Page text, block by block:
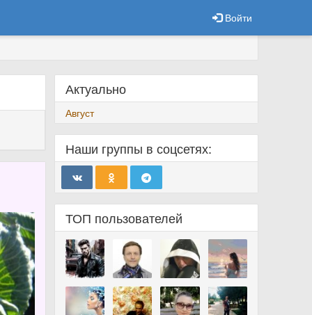
Войти
Актуально
Август
Наши группы в соцсетях:
ТОП пользователей